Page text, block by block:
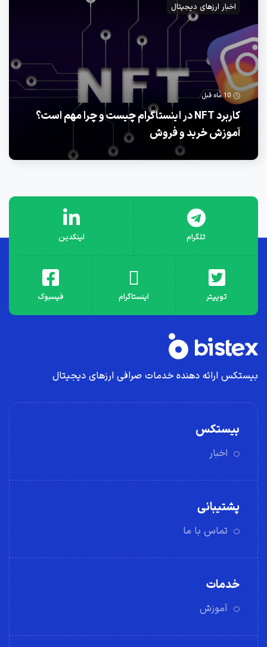
اخبار ارزهای دیجیتال
10 ماه قبل
کاربرد NFT در اینستاگرام چیست و چرا مهم است؟
آموزش خرید و فروش
تلگرام لینکدین
توییتر اینستاگرام فیسبوک
بیستکس ارائه دهنده خدمات صرافی ارز‌های دیجیتال
بیستکس
اخبار
پشتیبانی
تماس با ما
خدمات
آموزش